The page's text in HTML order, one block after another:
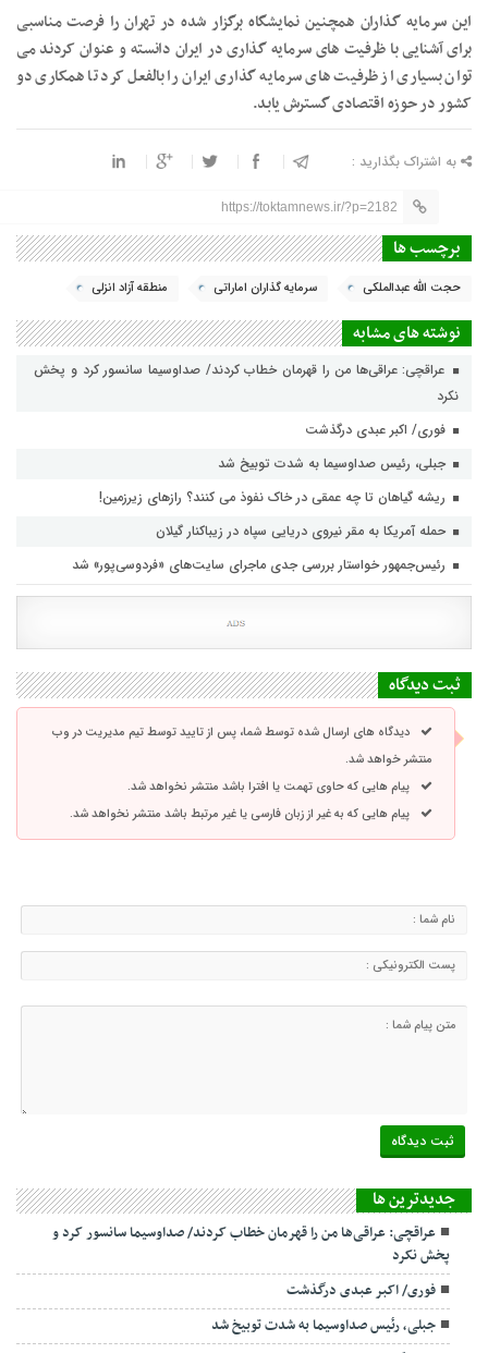
این سرمایه گذاران همچنین نمایشگاه برگزار شده در تهران را فرصت مناسبی
برای آشنایی با ظرفیت های سرمایه گذاری در ایران دانسته و عنوان کردند می
توان بسیاری از ظرفیت های سرمایه گذاری ایران را بالفعل کرد تا همکاری دو
کشور در حوزه اقتصادی گسترش یابد.
به اشتراک بگذارید :
https://toktamnews.ir/?p=2182
برچسب ها
حجت الله عبدالملکی سرمایه گذاران اماراتی منطقه آزاد انزلی
نوشته های مشابه
عراقچی: عراقی‌ها من را قهرمان خطاب کردند/ صداوسیما سانسور کرد و پخش
نکرد
فوری/ اکبر عبدی درگذشت
جبلی، رئیس صداوسیما به شدت توبیخ شد
ریشه گیاهان تا چه عمقی در خاک نفوذ می کنند؟ رازهای زیرزمین!
حمله آمریکا به مقر نیروی دریایی سپاه در زیباکنار گیلان
رئیس‌جمهور خواستار بررسی جدی ماجرای سایت‌های «فردوسی‌پور» شد
ثبت دیدگاه
دیدگاه های ارسال شده توسط شما، پس از تایید توسط تیم مدیریت در وب
منتشر خواهد شد.
پیام هایی که حاوی تهمت یا افترا باشد منتشر نخواهد شد.
پیام هایی که به غیر از زبان فارسی یا غیر مرتبط باشد منتشر نخواهد شد.
جديدترين ها
عراقچی: عراقی‌ها من را قهرمان خطاب کردند/ صداوسیما سانسور کرد و
پخش نکرد
فوری/ اکبر عبدی درگذشت
جبلی، رئیس صداوسیما به شدت توبیخ شد